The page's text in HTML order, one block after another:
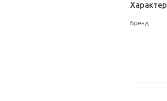
Бренд